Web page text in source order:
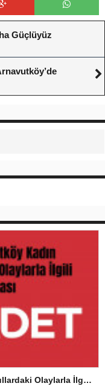
Güçlüyüz
Saadet Partisi Kadın Kolları’ndan Okullardaki Olaylarla İlgili Basın Açıklaması